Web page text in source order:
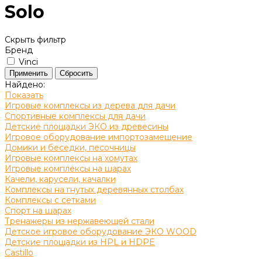
Solo
Скрыть фильтр
Бренд
Vinci
Найдено:
Показать
Игровые комплексы из дерева для дачи
Спортивные комплексы для дачи
Детские площадки ЭКО из древесины
Игровое оборудование импортозамещение
Домики и беседки, песочницы
Игровые комплексы на хомутах
Игровые комплексы на шарах
Качели, карусели, качалки
Комплексы на гнутых деревянных столбах
Комплексы с сетками
Спорт на шарах
Тренажеры из нержавеющей стали
Детское игровое оборудование ЭКО WOOD
Детские площадки из HPL и HDPE
Castillo